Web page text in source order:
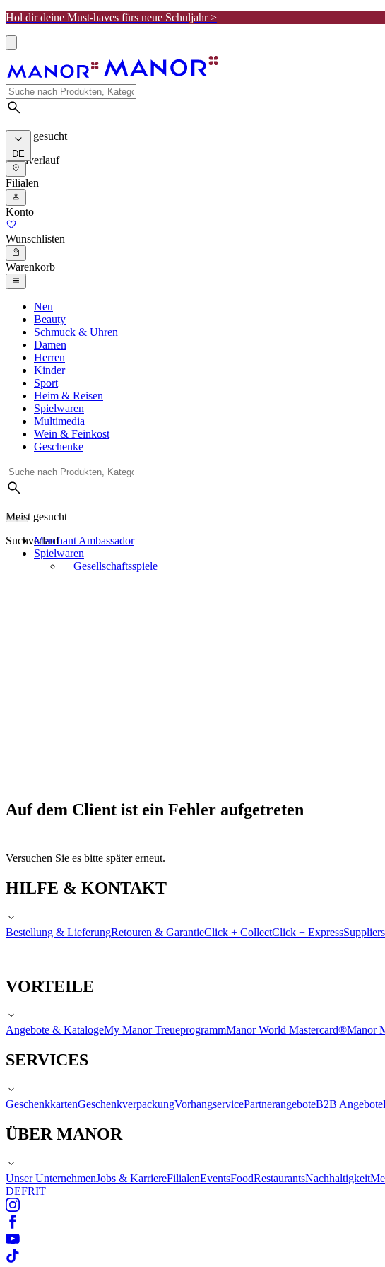
Hol dir deine Must-haves fürs neue Schuljahr >
Meist gesucht
Suchverlauf
DE
Filialen
Konto
Wunschlisten
Warenkorb
Neu
Beauty
Schmuck & Uhren
Damen
Herren
Kinder
Sport
Heim & Reisen
Spielwaren
Multimedia
Wein & Feinkost
Geschenke
Meist gesucht
SuchverlaufMerchant Ambassador
Spielwaren
Gesellschaftsspiele
Auf dem Client ist ein Fehler aufgetreten
Versuchen Sie es bitte später erneut.
HILFE & KONTAKT
Bestellung & LieferungRetouren & GarantieClick + CollectClick + Express
VORTEILE
Angebote & KatalogeMy Manor TreueprogrammManor World Mastercard®Manor
SERVICES
GeschenkkartenGeschenkverpackungVorhangservicePartnerangeboteB2B Angebote
ÜBER MANOR
Unser UnternehmenJobs & KarriereFilialenEventsFoodRestaurantsNachhaltigkeit
DEFRIT